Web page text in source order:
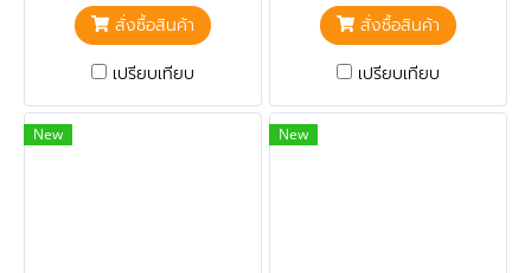
สั่งซื้อสินค้า
เปรียบเทียบ
สั่งซื้อสินค้า
เปรียบเทียบ
New New